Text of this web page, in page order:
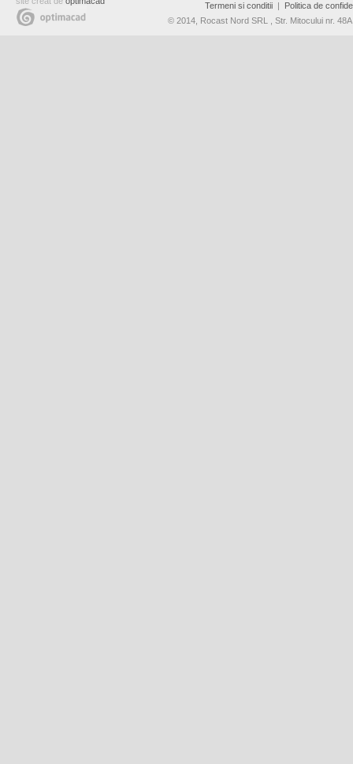
Termeni si conditii|
Politica de
© 2014, Rocast Nord SRL , Str. Mitocului nr.